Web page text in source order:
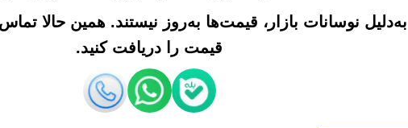
به‌دلیل نوسانات بازار، قیمت‌ها به‌روز نیستند. همین حالا
قیمت را دریافت کنید.